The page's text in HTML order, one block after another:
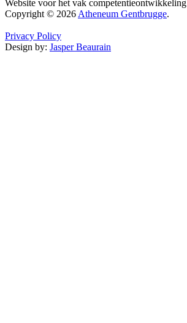
Website voor het vak competentieontwikkeling
Copyright © 2026 Atheneum Gentbrugge.
Privacy Policy
Design by: Jasper Beaurain